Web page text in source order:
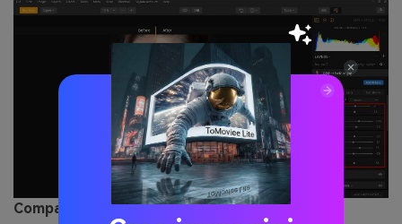
Compatibilità:
Mac e Windows.